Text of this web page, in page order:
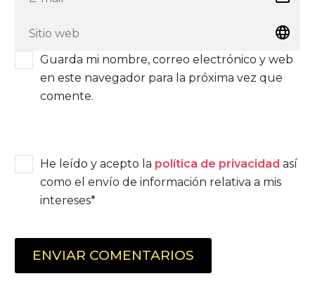
Guarda mi nombre, correo electrónico y web
en este navegador para la próxima vez que
comente.
He leído y acepto la política de privacidad así
como el envío de información relativa a mis
intereses*
ENVIAR COMENTARIOS